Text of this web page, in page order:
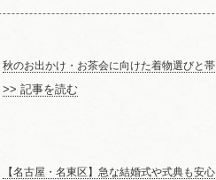
秋のお出かけ・お茶会に向けた着物選びと
>> 記事を読む
【名古屋・名東区】急な結婚式や式典も安